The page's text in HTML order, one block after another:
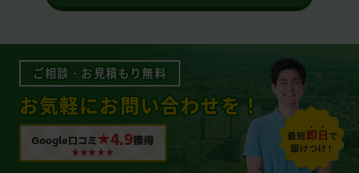
ご相談・お見積もり無料
お気軽にお問い合わせを！
Google口コミ ★4.9獲得